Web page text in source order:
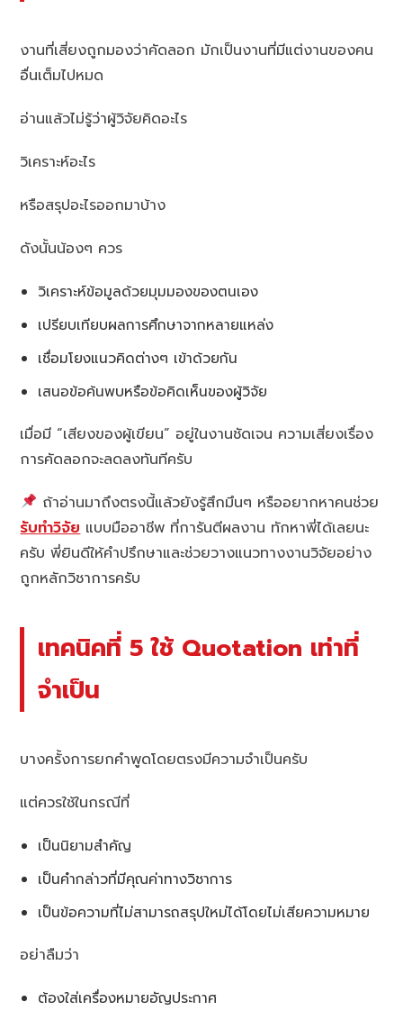
งานที่เสี่ยงถูกมองว่าคัดลอก มักเป็นงานที่มีแต่งานของคน
อื่นเต็มไปหมด
อ่านแล้วไม่รู้ว่าผู้วิจัยคิดอะไร
วิเคราะห์อะไร
หรือสรุปอะไรออกมาบ้าง
ดังนั้นน้องๆ ควร
วิเคราะห์ข้อมูลด้วยมุมมองของตนเอง
เปรียบเทียบผลการศึกษาจากหลายแหล่ง
เชื่อมโยงแนวคิดต่างๆ เข้าด้วยกัน
เสนอข้อค้นพบหรือข้อคิดเห็นของผู้วิจัย
เมื่อมี “เสียงของผู้เขียน” อยู่ในงานชัดเจน ความเสี่ยงเรื่อง
การคัดลอกจะลดลงทันทีครับ
ถ้าอ่านมาถึงตรงนี้แล้วยังรู้สึกมึนๆ หรืออยากหาคนช่วย
รับทำวิจัยแบบมืออาชีพ ที่การันตีผลงาน ทักหาพี่ได้เลยนะ
ครับ พี่ยินดีให้คำปรึกษาและช่วยวางแนวทางงานวิจัยอย่าง
ถูกหลักวิชาการครับ
เทคนิคที่ 5 ใช้ Quotation เท่าที่
จำเป็น
บางครั้งการยกคำพูดโดยตรงมีความจำเป็นครับ
แต่ควรใช้ในกรณีที่
เป็นนิยามสำคัญ
เป็นคำกล่าวที่มีคุณค่าทางวิชาการ
เป็นข้อความที่ไม่สามารถสรุปใหม่ได้โดยไม่เสียความหมาย
อย่าลืมว่า
ต้องใส่เครื่องหมายอัญประกาศ